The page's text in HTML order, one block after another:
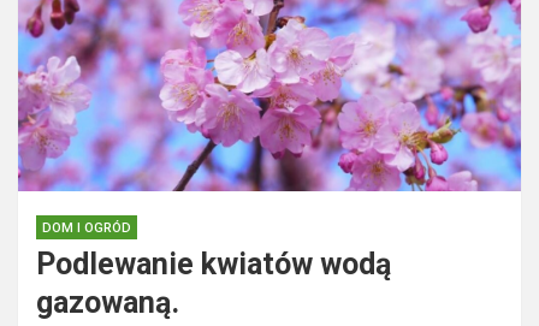
DOM I OGRÓD
Podlewanie kwiatów wodą
gazowaną.